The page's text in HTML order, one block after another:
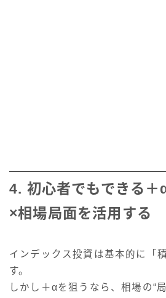
4. 初心者でもできる
×相場局面を活用する
インデックス投資は基本的に「
す。
しかし＋αを狙うなら、相場の“